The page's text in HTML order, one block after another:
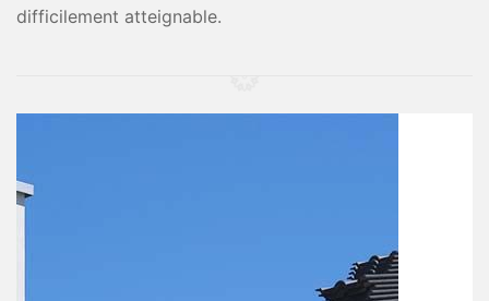
difficilement atteignable.